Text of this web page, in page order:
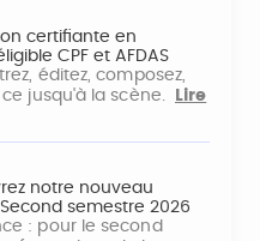
certifiante en
CPF et AFDAS
éditez, composez,
jusqu'à la scène.
Lire
notre nouveau
semestre 2026
: pour le second